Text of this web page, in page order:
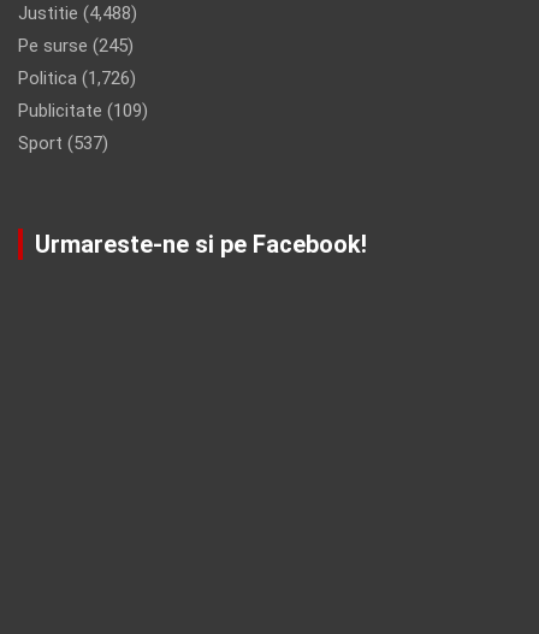
Justitie (4,488)
Pe surse (245)
Politica (1,726)
Publicitate (109)
Sport (537)
Urmareste-ne si pe Facebook!